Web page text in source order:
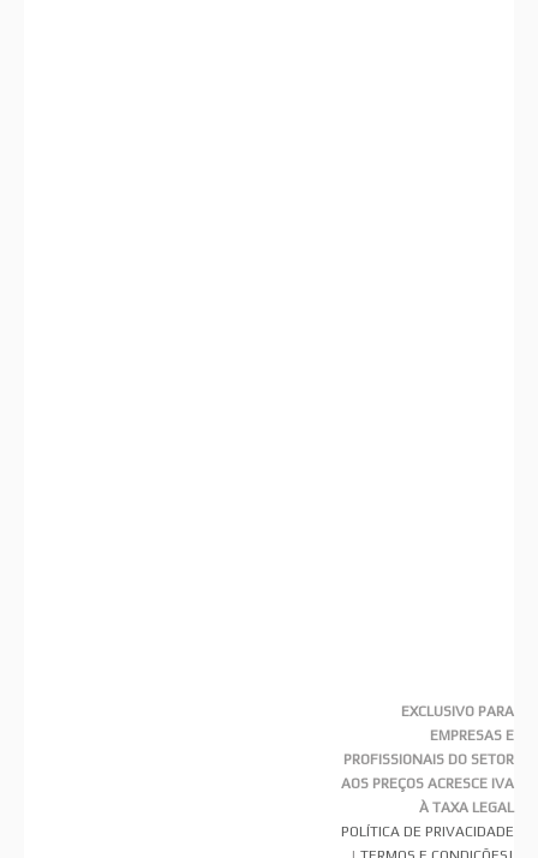
EXCLUSIVO PARA
EMPRESAS E
PROFISSIONAIS DO SETOR
AOS PREÇOS ACRESCE IVA
À TAXA LEGAL
POLÍTICA DE PRIVACIDADE